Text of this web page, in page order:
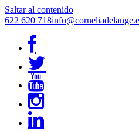
Saltar al contenido
622 620 718